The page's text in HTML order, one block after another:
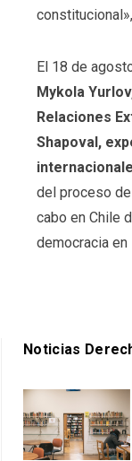
El 18 de
Mykola
Relaciones
Shapoval,
del proceso
cabo en Chile
democracia en
Noticias